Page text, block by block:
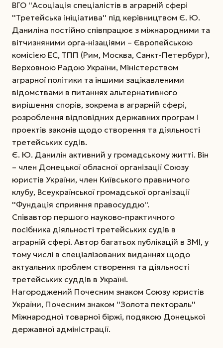
ВГО ''Асоціація спеціалістів в аграрній сфері
''Третейська ініціатива'' під керівництвом Є. Ю.
Даниліна постійно співпрацює з міжнародними та
вітчизняними орга-нізаціями – Європейською
комісією ЕС, ТПП (Рим, Москва, Санкт-Петербург),
Верховною Радою України, Міністерством
аграрної політики та іншими зацікавленими
відомствами в питаннях альтернативного
вирішення спорів, зокрема в аграрній сфері,
розроблення відповідних державних програм і
проектів законів щодо створення та діяльності
третейських судів.
Є. Ю. Данилін активний у громадському житті. Він
– член Донецької обласної організації Союзу
юристів України, член Київського правничого
клубу, Всеукраїнської громадської організації
''Фундація сприяння правосуддю''.
Співавтор першого науково-практичного
посібника діяльності третейських судів в
аграрній сфері. Автор багатьох публікацій в ЗМІ, у
тому числі в спеціалізованих виданнях щодо
актуальних проблем створення та діяльності
третейських суддів в Україні.
Нагороджений Почесним знаком Союзу юристів
України, Почесним знаком ''Золота пектораль''
Міжнародної товарної біржі, подякою Донецької
державної адміністрації.